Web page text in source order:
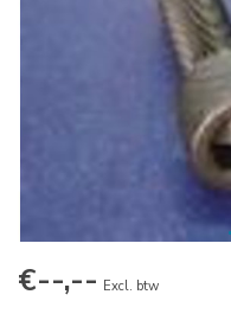
€--,-- Excl. btw